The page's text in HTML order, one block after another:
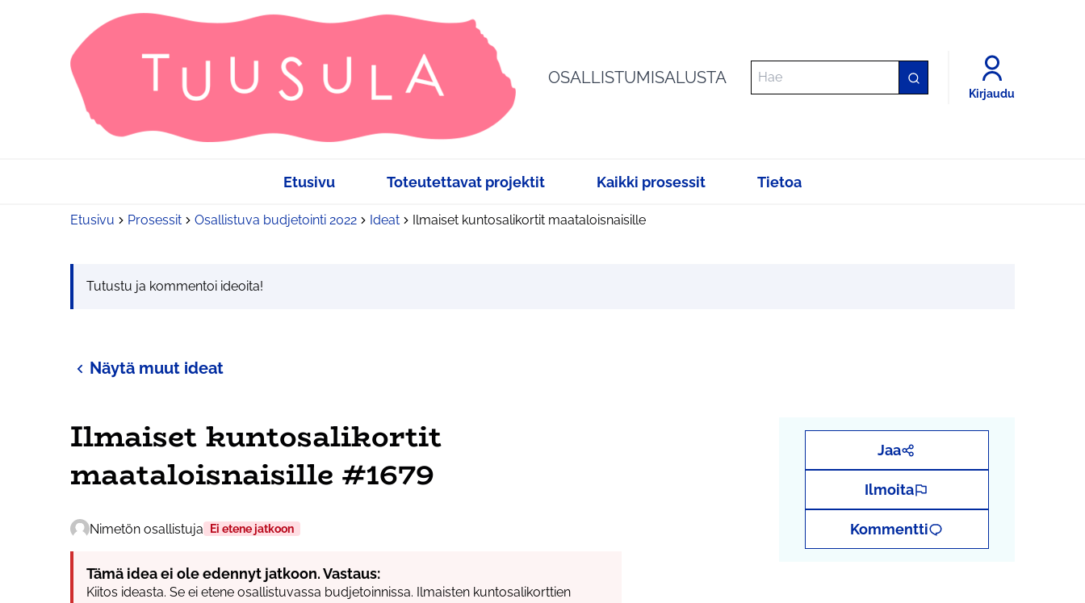
OSALLISTUMISALUSTA
Kirjaudu
Etusivu Toteutettavat projektit Kaikki prosessit Tietoa
Etusivu Prosessit Osallistuva budjetointi 2022 Ideat Ilmaiset kuntosalikortit maataloisnaisille
Tutustu ja kommentoi ideoita!
Näytä muut ideat
Ilmaiset kuntosalikortit
maataloisnaisille #1679
Nimetön osallistuja Ei etene jatkoon
Tämä idea ei ole edennyt jatkoon. Vastaus:
Kiitos ideasta. Se ei etene osallistuvassa budjetoinnissa. Ilmaisten kuntosalikorttien
Jaa
Ilmoita
Kommentti